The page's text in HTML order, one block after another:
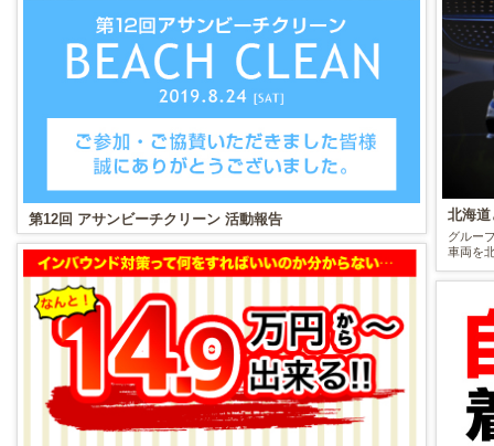
第12回 アサンビーチクリーン 活動報告 北海道
グルー
車両を